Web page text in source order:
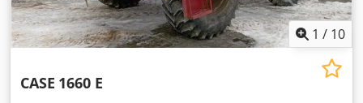
1 / 10
CASE 1660 E